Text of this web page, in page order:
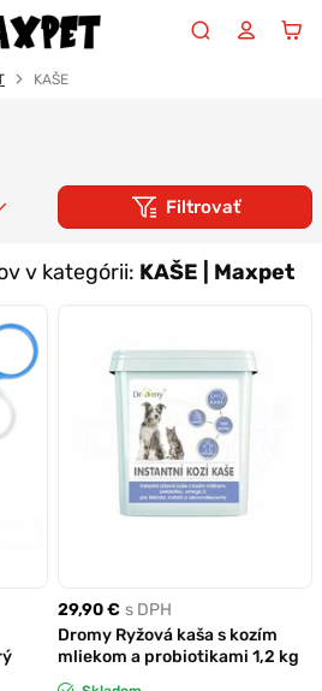
KAŠE
Filtrovať
v kategórii: KAŠE | Maxpet
29,90 € s DPH
Dromy Ryžová kaša s kozím
mliekom a probiotikami 1,2 kg